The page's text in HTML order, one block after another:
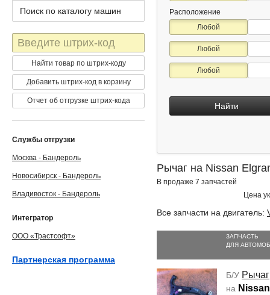
Расположение
Любой
Любой
Любой
Найти
Рычаг на Nissan
В продаже 7 запчастей
Цена
Все запчасти на двигатель:
ЗАПЧАСТЬ
ДЛЯ
Б/У Рычаг
на
Поиск по каталогу машин
Штрих-
код
Найти товар по штрих-коду
Добавить штрих-код в корзину
Отчет об отгрузке штрих-кода
Службы отгрузки
Москва - Бандероль
Новосибирск - Бандероль
Владивосток - Бандероль
Интегратор
ООО «Трастсофт»
Партнерская программа